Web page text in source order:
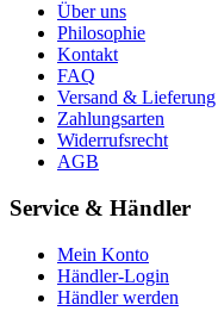
Über uns
Philosophie
Kontakt
FAQ
Versand & Lieferung
Zahlungsarten
Widerrufsrecht
AGB
Service & Händler
Mein Konto
Händler-Login
Händler werden